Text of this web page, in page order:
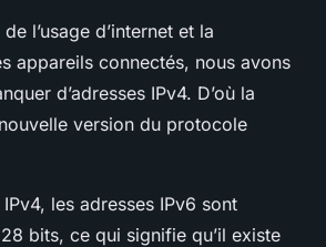
l’usage d’internet et la
appareils connectés, nous avons
d’adresses IPv4. D’où la
version du protocole
les adresses IPv6 sont
bits, ce qui signifie qu’il existe